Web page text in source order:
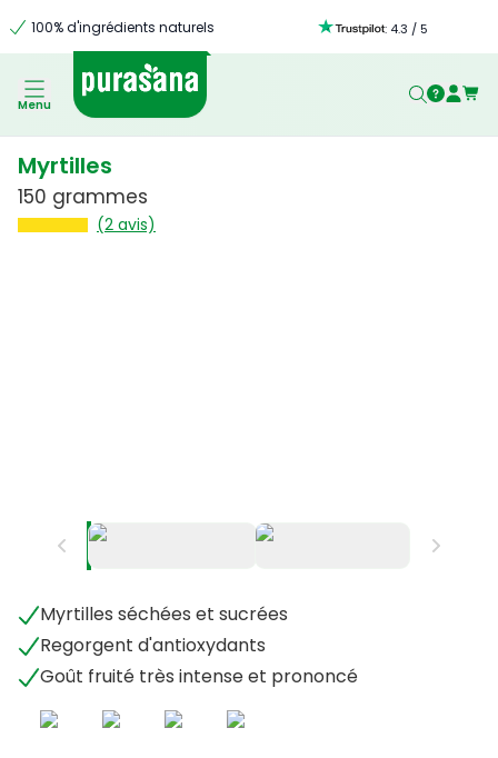
100% d'ingrédients naturels : 4.3 /5
Menu
Myrtilles
150 grammes
(2 avis)
Myrtilles séchées et sucrées
Regorgent d'antioxydants
Goût fruité très intense et prononcé